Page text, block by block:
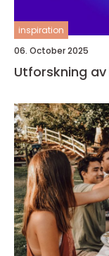
inspiration
06. October 2025
Utforskning